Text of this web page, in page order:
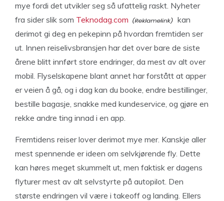
mye fordi det utvikler seg så ufattelig raskt. Nyheter
fra sider slik som Teknodag.com
kan
derimot gi deg en pekepinn på hvordan fremtiden ser
ut. Innen reiselivsbransjen har det over bare de siste
årene blitt innført store endringer, da mest av alt over
mobil. Flyselskapene blant annet har forstått at apper
er veien å gå, og i dag kan du booke, endre bestillinger,
bestille bagasje, snakke med kundeservice, og gjøre en
rekke andre ting innad i en app.
Fremtidens reiser lover derimot mye mer. Kanskje aller
mest spennende er ideen om selvkjørende fly. Dette
kan høres meget skummelt ut, men faktisk er dagens
flyturer mest av alt selvstyrte på autopilot. Den
største endringen vil være i takeoff og landing. Ellers